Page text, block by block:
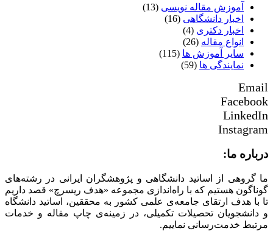
آموزش مقاله نویسی (13)
اخبار دانشگاهی (16)
اخبار دکتری (4)
انواع مقاله (26)
سایر آموزش ها (115)
نمایندگی ها (59)
Email
Facebook
LinkedIn
Instagram
درباره ما:
ما گروهی از اساتید دانشگاهی و پژوهشگران ایرانی در رشته‌های
گوناگون هستیم که با راه‌اندازی مجموعه «هدف ریسرچ» قصد داریم
تا با هدف ارتقای جامعه‌ی علمی کشور به محققین، اساتید دانشگاه
و دانشجویان تحصیلات تکمیلی، در زمینه‌ی چاپ مقاله و خدمات
مرتبط خدمت‌رسانی نماییم.